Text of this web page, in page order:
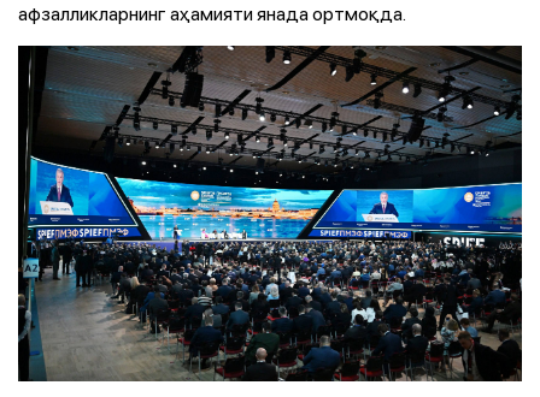
афзалликларнинг аҳамияти янада ортмоқда.